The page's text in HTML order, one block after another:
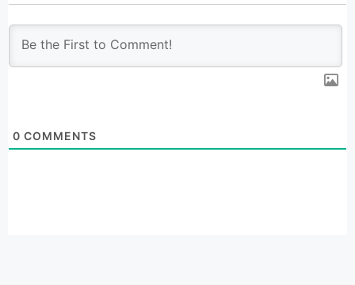
0 COMMENTS